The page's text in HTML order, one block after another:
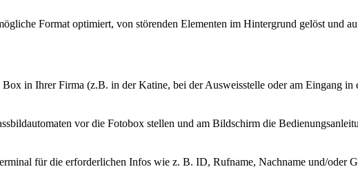
Format optimiert, von störenden Elementen im Hintergrund gelöst und
in Ihrer Firma (z.B. in der Katine, bei der Ausweisstelle oder am Eingang in
vor die Fotobox stellen und am Bildschirm die
für die erforderlichen Infos wie z. B. ID, Rufname, Nachname und/oder